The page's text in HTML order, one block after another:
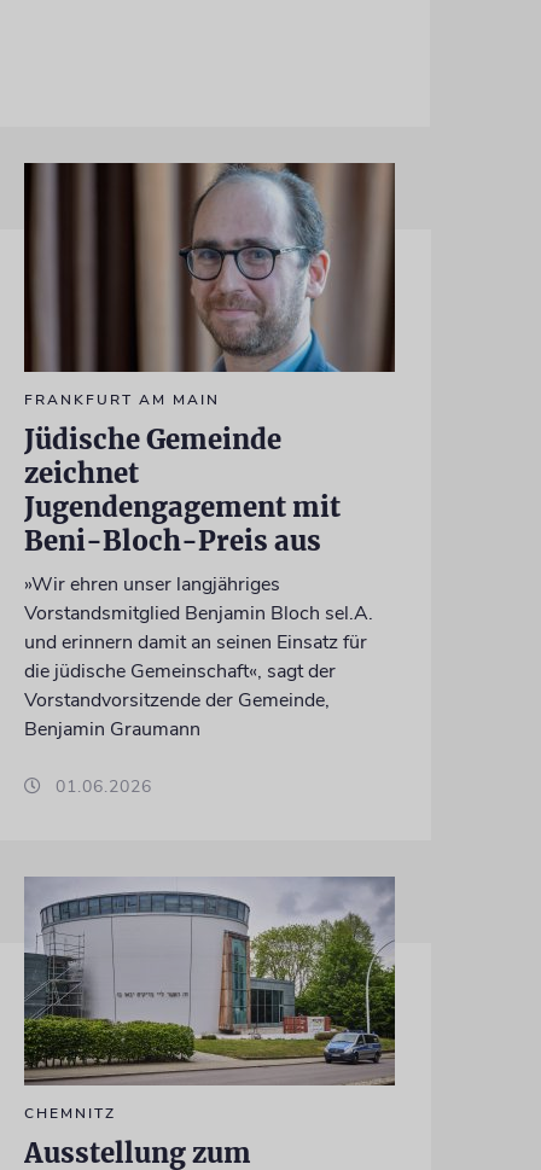
FRANKFURT AM MAIN
Jüdische Gemeinde
zeichnet
Jugendengagement mit
Beni-Bloch-Preis aus
»Wir ehren unser langjähriges
Vorstandsmitglied Benjamin Bloch sel.A.
und erinnern damit an seinen Einsatz für
die jüdische Gemeinschaft«, sagt der
Vorstandvorsitzende der Gemeinde,
Benjamin Graumann
01.06.2026
CHEMNITZ
Ausstellung zum